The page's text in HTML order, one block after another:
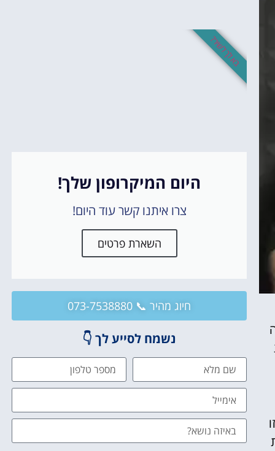
היום המיקרופון שלך!
צרו איתנו קשר עוד היום!
השארת פרטים
בא לך לשיר?
חיוג מהיר 📞 073-7538880
נשמח לסייע לך 👇